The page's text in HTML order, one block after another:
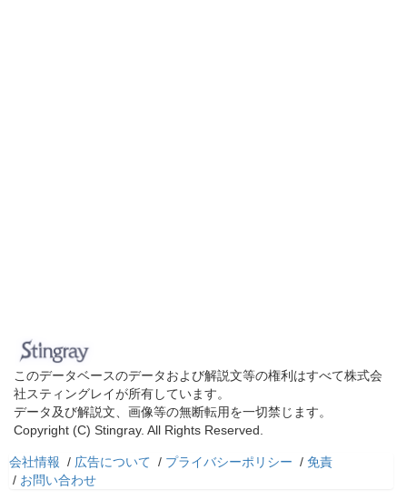
このデータベースのデータおよび解説文等の権利はすべて株式会
社スティングレイが所有しています。
データ及び解説文、画像等の無断転用を一切禁じます。
Copyright (C) Stingray. All Rights Reserved.
会社情報 / 広告について / プライバシーポリシー / 免責
/ お問い合わせ